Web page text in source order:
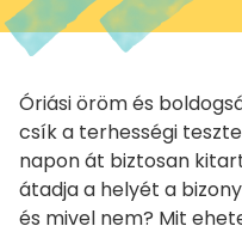
Óriási öröm és
csík a terhességi
napon át biztosan
átadja a helyét a
és mivel nem? Mit